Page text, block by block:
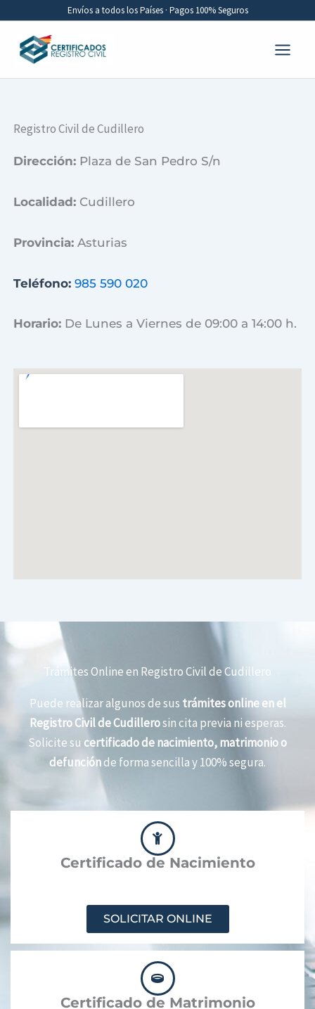
contenido
Envíos a todos los Países · Pagos 100% Seguros
Registro Civil de Cudillero
Dirección: Plaza de San Pedro S/n
Localidad: Cudillero
Provincia:Asturias
Teléfono: 985 590 020
Horario: De Lunes a Viernes de 09:00 a 14:00 h.
Trámites Online en Registro Civil de Cudillero
Puede realizar algunos de sus trámites online en el
Registro Civil de Cudillerosin cita previa ni esperas.
Solicite su certificado de nacimiento, matrimonio o
defunciónde forma sencilla y 100% segura.
Certificado de Nacimiento
SOLICITAR ONLINE
Certificado de Matrimonio